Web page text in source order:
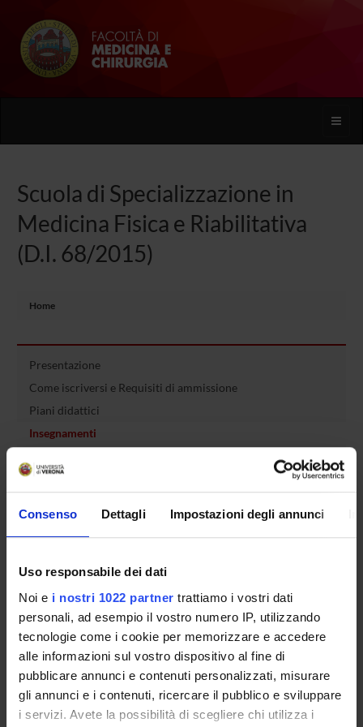
Consenso Dettagli Impostazioni degli annunci
Uso responsabile dei dati
Noi e i nostri 1022 partner trattiamo i vostri dati
personali, ad esempio il vostro numero IP, utilizzando
tecnologie come i cookie per memorizzare e accedere
alle informazioni sul vostro dispositivo al fine di
pubblicare annunci e contenuti personalizzati, misurare
gli annunci e i contenuti, ricercare il pubblico e sviluppare
i servizi. Avete la possibilità di scegliere chi utilizza i
Toggle
Scuola di Specializzazione in
Medicina Fisica e Riabilitativa
(D.I. 68/2015)
Home
Presentazione
Come iscriversi e Requisiti di ammissione
Piani didattici
Insegnamenti
Organi collegiali e di governo
OFFERTA FORMATIVA
SEMESTRE FILTRO
CORSI DI LAUREA